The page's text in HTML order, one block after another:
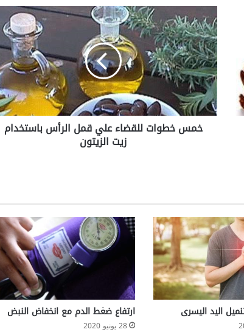
خ
م
س
خ
ط
و
ا
ت
ل
ل
ي
ق
م
ا
ل
ر
أ
س
خمس خطوات للقضاء علي قمل الرأس باستخدام
زيت الزيتون
اليد اليسرى ارتفاع ضغط الدم مع انخفاض النبض
28 يونيو 2020